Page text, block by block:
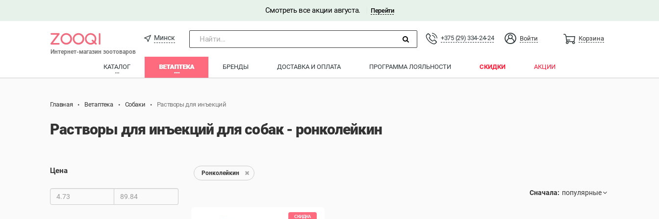
Смотреть все акции августа. Перейти
Интернет-магазин зоотоваров
Минск Найти... +375 (29) 334-24-24 Войти Корзина
КАТАЛОГ ВЕТАПТЕКА БРЕНДЫ ДОСТАВКА И ОПЛАТА ПРОГРАММА ЛОЯЛЬНОСТИ СКИДКИ АКЦИИ
Главная Ветаптека Собаки Растворы для инъекций
Растворы для инъекций для собак - ронколейкин
Цена Ронколейкин
Сначала:
СКИДКА